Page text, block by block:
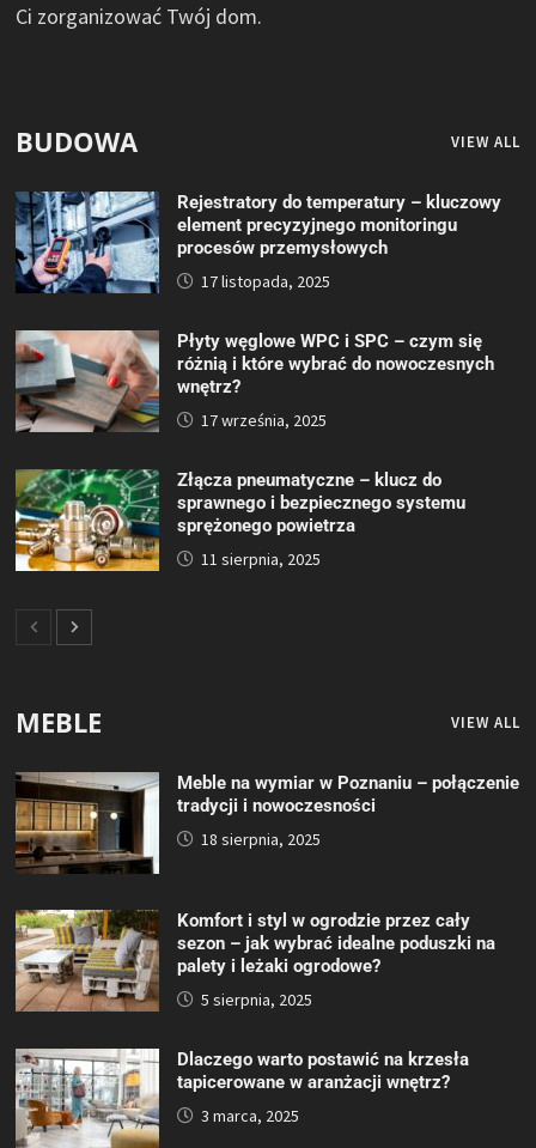
Ci zorganizować Twój dom.
BUDOWA VIEW ALL
Rejestratory do temperatury – kluczowy
element precyzyjnego monitoringu
procesów przemysłowych
17 listopada, 2025
Płyty węglowe WPC i SPC – czym się
różnią i które wybrać do nowoczesnych
wnętrz?
17 września, 2025
Złącza pneumatyczne – klucz do
sprawnego i bezpiecznego systemu
sprężonego powietrza
11 sierpnia, 2025
MEBLE VIEW ALL
Meble na wymiar w Poznaniu – połączenie
tradycji i nowoczesności
18 sierpnia, 2025
Komfort i styl w ogrodzie przez cały
sezon – jak wybrać idealne poduszki na
palety i leżaki ogrodowe?
5 sierpnia, 2025
Dlaczego warto postawić na krzesła
tapicerowane w aranżacji wnętrz?
3 marca, 2025